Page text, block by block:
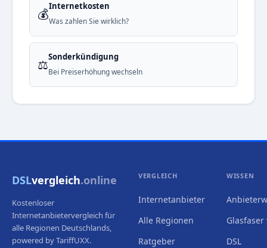
💰Internetkosten
Was zahlen Sie wirklich?
⚖️Sonderkündigung
Bei Preiserhöhung wechseln
DSLvergleich.online
Kostenloser
Internetanbietervergleich für
alle Regionen Deutschlands,
powered by TariffUXX.
VERGLEICH
Internetanbieter
Alle Regionen
Ratgeber
WISSEN
Glasfaser
DSL